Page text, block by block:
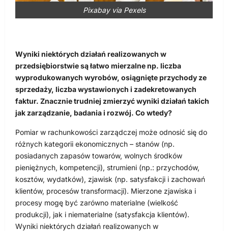
Pixabay via Pexels
Wyniki niektórych działań realizowanych w
przedsiębiorstwie są łatwo mierzalne np. liczba
wyprodukowanych wyrobów, osiągnięte przychody ze
sprzedaży, liczba wystawionych i zadekretowanych
faktur. Znacznie trudniej zmierzyć wyniki działań takich
jak zarządzanie, badania i rozwój. Co wtedy?
Pomiar w rachunkowości zarządczej może odnosić się do
różnych kategorii ekonomicznych – stanów (np.
posiadanych zapasów towarów, wolnych środków
pieniężnych, kompetencji), strumieni (np.: przychodów,
kosztów, wydatków), zjawisk (np. satysfakcji i zachowań
klientów, procesów transformacji). Mierzone zjawiska i
procesy mogę być zarówno materialne (wielkość
produkcji), jak i niematerialne (satysfakcja klientów).
Wyniki niektórych działań realizowanych w